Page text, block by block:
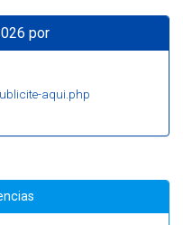
por
aqui.php